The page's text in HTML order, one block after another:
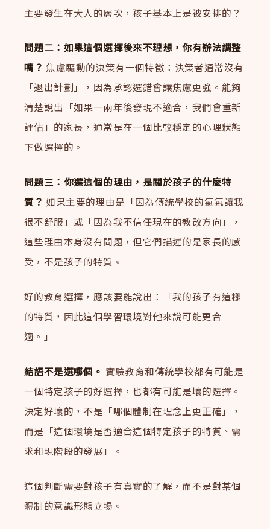
主要發生在大人的層次，孩子基本上是被安排的？
問題二：如果這個選擇後來不理想，你有辦法調整
嗎？ 焦慮驅動的決策有一個特徵：決策者通常沒有
「退出計劃」，因為承認選錯會讓焦慮更強。能夠
清楚說出「如果一兩年後發現不適合，我們會重新
評估」的家長，通常是在一個比較穩定的心理狀態
下做選擇的。
問題三：你選這個的理由，是關於孩子的什麼特
質？ 如果主要的理由是「因為傳統學校的氣氛讓我
很不舒服」或「因為我不信任現在的教改方向」，
這些理由本身沒有問題，但它們描述的是家長的感
受，不是孩子的特質。
好的教育選擇，應該要能說出：「我的孩子有這樣
的特質，因此這個學習環境對他來說可能更合
適。」
結語不是選哪個。 實驗教育和傳統學校都有可能是
一個特定孩子的好選擇，也都有可能是壞的選擇。
決定好壞的，不是「哪個體制在理念上更正確」，
而是「這個環境是否適合這個特定孩子的特質、需
求和現階段的發展」。
這個判斷需要對孩子有真實的了解，而不是對某個
體制的意識形態立場。